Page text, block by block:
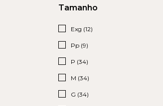
Tamanho
Exg (12)
Pp (9)
P (34)
M (34)
G (34)